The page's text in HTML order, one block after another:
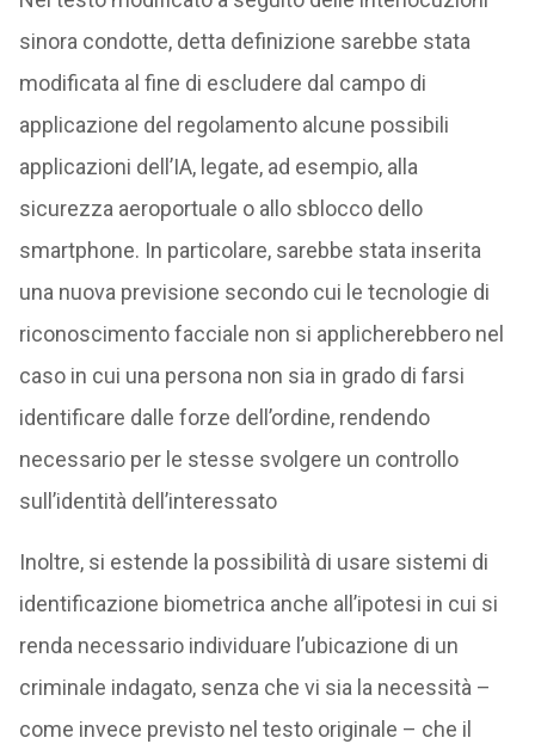
sinora condotte, detta definizione sarebbe stata
modificata al fine di escludere dal campo di
applicazione del regolamento alcune possibili
applicazioni dell’IA, legate, ad esempio, alla
sicurezza aeroportuale o allo sblocco dello
smartphone. In particolare, sarebbe stata inserita
una nuova previsione secondo cui le tecnologie di
riconoscimento facciale non si applicherebbero nel
caso in cui una persona non sia in grado di farsi
identificare dalle forze dell’ordine, rendendo
necessario per le stesse svolgere un controllo
sull’identità dell’interessato
Inoltre, si estende la possibilità di usare sistemi di
identificazione biometrica anche all’ipotesi in cui si
renda necessario individuare l’ubicazione di un
criminale indagato, senza che vi sia la necessità –
come invece previsto nel testo originale – che il